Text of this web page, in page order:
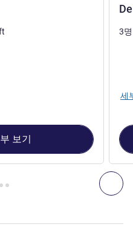
다
Room , 객실 2 : Deluxe
보기
3
세